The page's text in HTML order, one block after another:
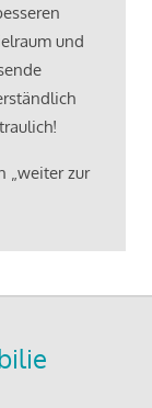
und
„weiter zur